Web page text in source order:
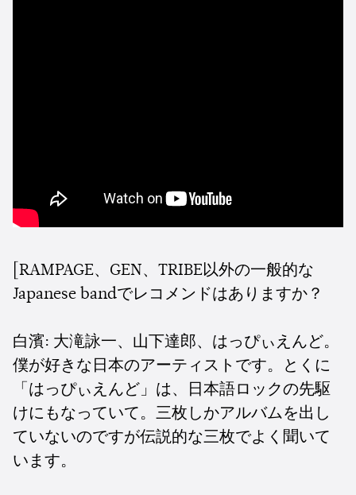
[RAMPAGE、GEN、TRIBE以外の一般的な
Japanese bandでレコメンドはありますか？
白濱: 大滝詠一、山下達郎、はっぴぃえんど。
僕が好きな日本のアーティストです。とくに
「はっぴぃえんど」は、日本語ロックの先駆
けにもなっていて 。 三枚しかアルバムを出し
ていないのですが伝説的な三枚でよく聞いて
います。